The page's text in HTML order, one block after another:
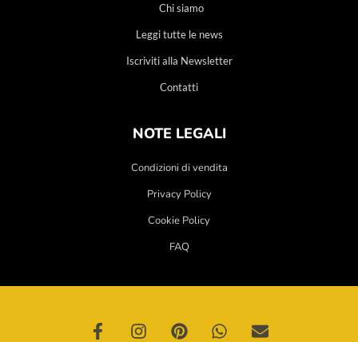
Chi siamo
Leggi tutte le news
Iscriviti alla Newsletter
Contatti
NOTE LEGALI
Condizioni di vendita
Privacy Policy
Cookie Policy
FAQ